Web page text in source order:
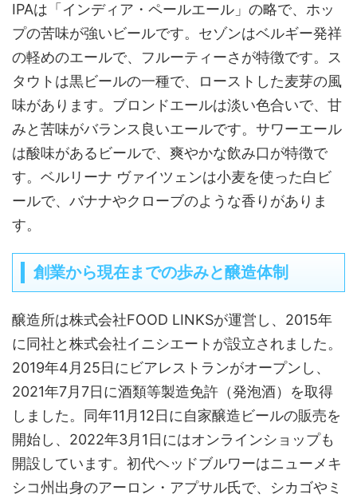
IPAは「インディア・ペールエール」の略で、ホッ
プの苦味が強いビールです。セゾンはベルギー発祥
の軽めのエールで、フルーティーさが特徴です。ス
タウトは黒ビールの一種で、ローストした麦芽の風
味があります。ブロンドエールは淡い色合いで、甘
みと苦味がバランス良いエールです。サワーエール
は酸味があるビールで、爽やかな飲み口が特徴で
す。ベルリーナ ヴァイツェンは小麦を使った白ビ
ールで、バナナやクローブのような香りがありま
す。
創業から現在までの歩みと醸造体制
醸造所は株式会社FOOD LINKSが運営し、2015年
に同社と株式会社イニシエートが設立されました。
2019年4月25日にビアレストランがオープンし、
2021年7月7日に酒類等製造免許（発泡酒）を取得
しました。同年11月12日に自家醸造ビールの販売を
開始し、2022年3月1日にはオンラインショップも
開設しています。初代ヘッドブルワーはニューメキ
シコ州出身のアーロン・アプサル氏で、シカゴやミ